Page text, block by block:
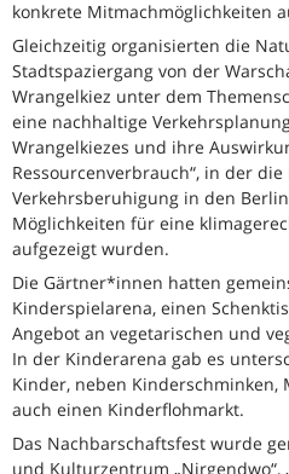
konkrete Mitmachmöglichkeiten
Gleichzeitig organisierten die
Stadtspaziergang von der
Wrangelkiez unter dem
eine nachhaltige
Wrangelkiezes und ihre
Ressourcenverbrauch“, in der
Verkehrsberuhigung in den
Möglichkeiten für eine
aufgezeigt wurden.
Die Gärtner*innen hatten
Kinderspielarena, einen
Angebot an vegetarischen und
In der Kinderarena gab es
Kinder, neben Kinderschminken,
auch einen Kinderflohmarkt.
Das Nachbarschaftsfest wurde
und Kulturzentrum „Nirgendwo“,